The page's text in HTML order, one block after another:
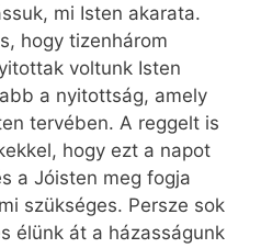
mi Isten akarata.
hogy tizenhárom
voltunk Isten
a nyitottság, amely
tervében. A reggelt is
hogy ezt a napot
a Jóisten meg fogja
szükséges. Persze sok
élünk át a házasságunk